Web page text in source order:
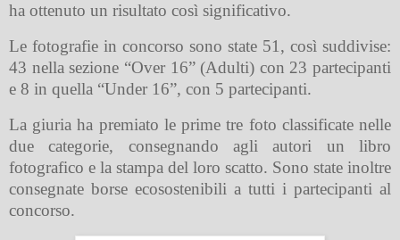
ha ottenuto un risultato così significativo.
Le fotografie in concorso sono state 51, così suddivise:
43 nella sezione “Over 16” (Adulti) con 23 partecipanti
e 8 in quella “Under 16”, con 5 partecipanti.
La giuria ha premiato le prime tre foto classificate nelle
due categorie, consegnando agli autori un libro
fotografico e la stampa del loro scatto. Sono state inoltre
consegnate borse ecosostenibili a tutti i partecipanti al
concorso.